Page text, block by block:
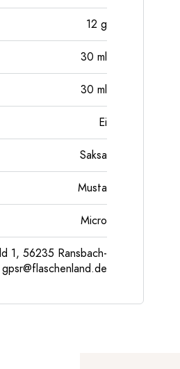
12 g
30 ml
30 ml
Ei
Saksa
Musta
Micro
1, 56235 Ransbach-
gpsr@flaschenland.de